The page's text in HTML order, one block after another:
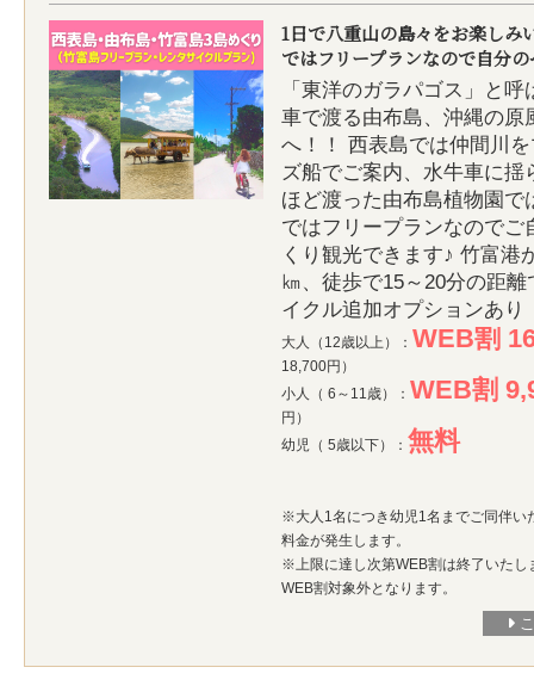
1日で八重山の島々をお楽しみ
ではフリープランなので自分
「東洋のガラパゴス」と
車で渡る由布島、沖縄の原
へ！！ 西表島では仲間川
ズ船でご案内、水牛車に揺
ほど渡った由布島植物園で
ではフリープランなのでご
くり観光できます♪ 竹富港
㎞、徒歩で15～20分の距
イクル追加オプションあり
大人（12歳以上）： WEB割
18,700円）
小人（ 6～11歳）： WEB割
円）
幼児（ 5歳以下）： 無料
※大人1名につき幼児1名までご同伴い
料金が発生します。
※上限に達し次第WEB割は終了いたし
WEB割対象外となります。